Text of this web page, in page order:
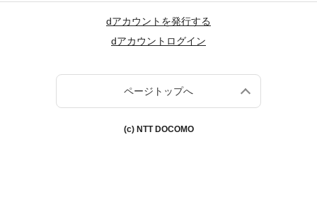
dアカウントを発行する
dアカウントログイン
ページトップへ
(c) NTT DOCOMO